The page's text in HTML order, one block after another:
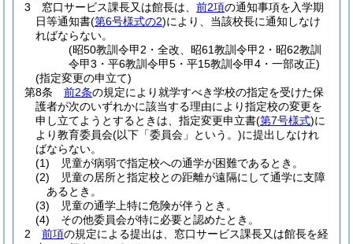
3
窓口サービス課長又は館長は、 前2項の通知事項を入学期
日等通知書(第6号様式の2)により、当該校長に通知しなけ
ればならない。
(昭50教訓令甲2・全改、昭61教訓令甲2・昭62教訓
令甲3・平6教訓令甲5・平15教訓令甲4・一部改正)
(指定変更の申立て)
第8条
前2条の規定により就学すべき学校の指定を受けた保
護者が次のいずれかに該当する理由により指定校の変更を
申し立てようとするときは、指定変更申立書(第7号様式)に
より教育委員会(以下「委員会」という。)に提出しなけれ
ばならない。
(1)
児童が病弱で指定校への通学が困難であるとき。
(2)
児童の居所と指定校との距離が遠隔にして通学に支障
あるとき。
(3)
児童の通学上特に危険が伴うとき。
(4)
その他委員会が特に必要と認めたとき。
2
前項の規定による提出は、窓口サービス課長又は館長を経